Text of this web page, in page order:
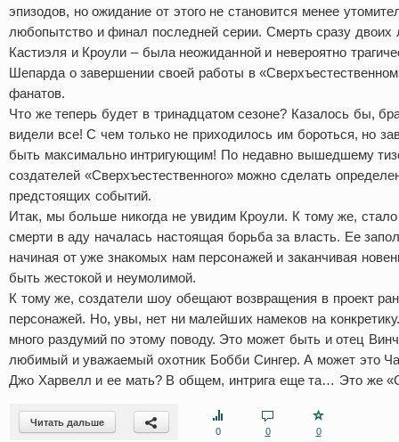
эпизодов, но ожидание от этого не становится менее
любопытство и финал последней серии. Смерть сразу
Кастиэля и Кроули – была неожиданной и невероятно
Шепарда о завершении своей работы в
фанатов.
Что же теперь будет в тринадцатом сезоне? Казалось бы,
видели все! С чем только не приходилось им бороться, но
быть максимально интригующим! По недавно вышедшему
создателей «Сверхъестественного» можно сделать
предстоящих событий.
Итак, мы больше никогда не увидим Кроули. К тому же, стало
смерти в аду началась настоящая борьба за власть. Ее
начиная от уже знакомых нам персонажей и заканчивая
быть жестокой и неумолимой.
К тому же, создатели шоу обещают возвращения в проект
персонажей. Но, увы, нет ни малейших намеков на
много раздумий по этому поводу. Это может быть и отец
любимый и уважаемый охотник Бобби Сингер. А может это
Джо Харвелл и ее мать? В общем, интрига еще та… Это же
Читать дальше
0
0 0